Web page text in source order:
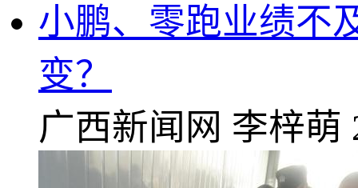
小鹏、零跑业绩不
变？
广西新闻网 李梓萌